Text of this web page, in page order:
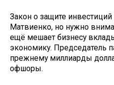
Закон о защите инвестиций
Матвиенко, но нужно
ещё мешает бизнесу
экономику. Председатель
прежнему миллиарды
офшоры.